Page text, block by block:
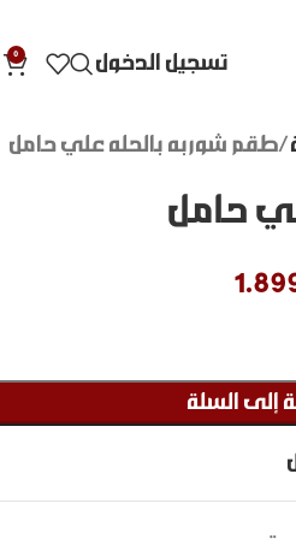
تسجيل الدخول 0
طقم شوربه بالحله علي حامل
حامل
إلى السلة